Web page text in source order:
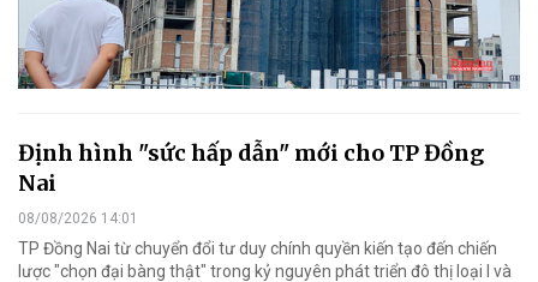
Định hình "sức hấp dẫn" mới cho TP Đồng
Nai
08/08/2026 14:01
TP Đồng Nai từ chuyển đổi tư duy chính quyền kiến tạo đến chiến
lược "chọn đại bàng thật" trong kỷ nguyên phát triển đô thị loại I và